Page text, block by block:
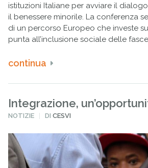
istituzioni Italiane per avviare il
il benessere minorile. La conferenza
di un percorso Europeo che investe
punta all’inclusione sociale delle
continua
Integrazione,
PUBBLICATO
NOTIZIE DICESVI